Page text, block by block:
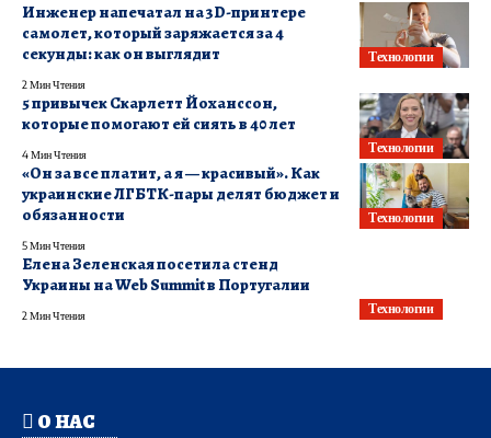
Технологии
Инженер напечатал на 3D-принтере
самолет, который заряжается за 4
секунды: как он выглядит
2 Мин Чтения
Технологии
5 привычек Скарлетт Йоханссон,
которые помогают ей сиять в 40 лет
4 Мин Чтения
Технологии
«Он за все платит, а я — красивый». Как
украинские ЛГБТК-пары делят бюджет и
обязанности
5 Мин Чтения
Технологии
Елена Зеленская посетила стенд
Украины на Web Summit в Португалии
2 Мин Чтения
О НАС